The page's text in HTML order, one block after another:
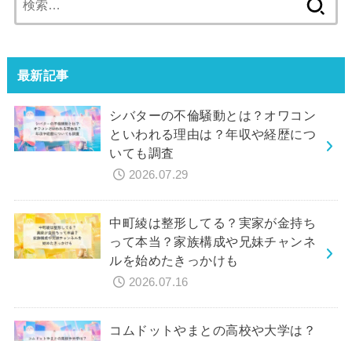
索:
最新記事
シバターの不倫騒動とは？オワコン
といわれる理由は？年収や経歴につ
いても調査
2026.07.29
中町綾は整形してる？実家が金持ち
って本当？家族構成や兄妹チャンネ
ルを始めたきっかけも
2026.07.16
コムドットやまとの高校や大学は？